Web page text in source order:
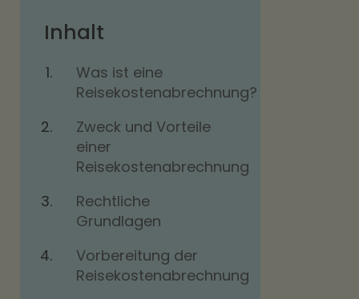
Inhalt
Was ist eine
Reisekostenabrechnung?
Zweck und Vorteile
einer
Reisekostenabrechnung
Rechtliche
Grundlagen
Vorbereitung der
Reisekostenabrechnung